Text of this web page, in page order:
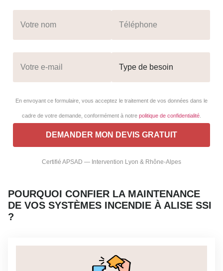
En envoyant ce formulaire, vous acceptez le traitement de vos données dans le
cadre de votre demande, conformément à notre politique de confidentialité
Certifié APSAD — Intervention Lyon & Rhône-Alpes
POURQUOI CONFIER LA MAINTENANCE
DE VOS SYSTÈMES INCENDIE À ALISE SSI
?